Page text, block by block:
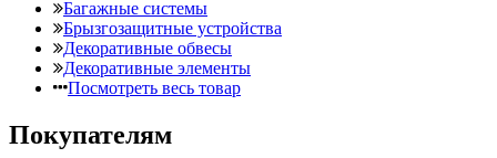
Багажные системы
Брызгозащитные устройства
Декоративные обвесы
Декоративные элементы
Посмотреть весь товар
Покупателям